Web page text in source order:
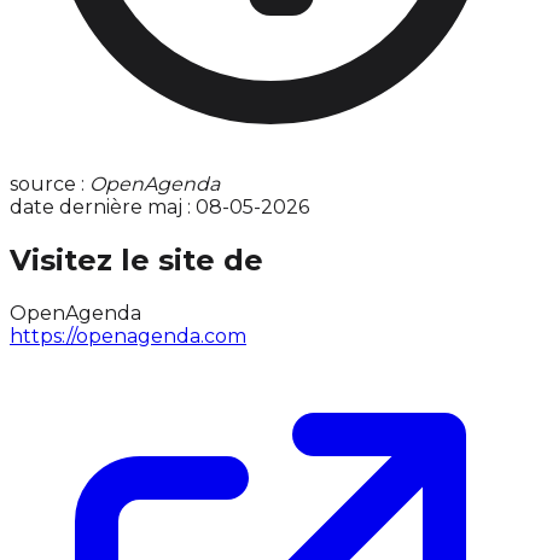
source : OpenAgenda
date dernière maj : 08-05-2026
Visitez le site de
OpenAgenda
https://openagenda.com